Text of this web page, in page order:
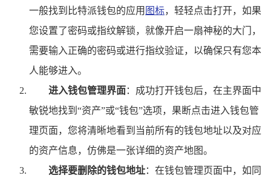
一般找到比特派钱包的应用 图标，轻轻点击打开，如果
您设置了密码或指纹解锁，就像开启一扇神秘的大门，
需要输入正确的密码或进行指纹验证，以确保只有您本
人能够进入。
进入钱包管理界面：成功打开钱包后，在主界面中
敏锐地找到“资产”或“钱包”选项，果断点击进入钱包管
理页面，您将清晰地看到当前所有的钱包地址以及对应
的资产信息，仿佛是一张详细的资产地图。
选择要删除的钱包地址：在钱包管理页面中，如同